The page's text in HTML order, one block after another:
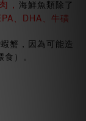
， 海鮮魚類除了
、DHA、牛磺
蟹，因為可能造
食）。